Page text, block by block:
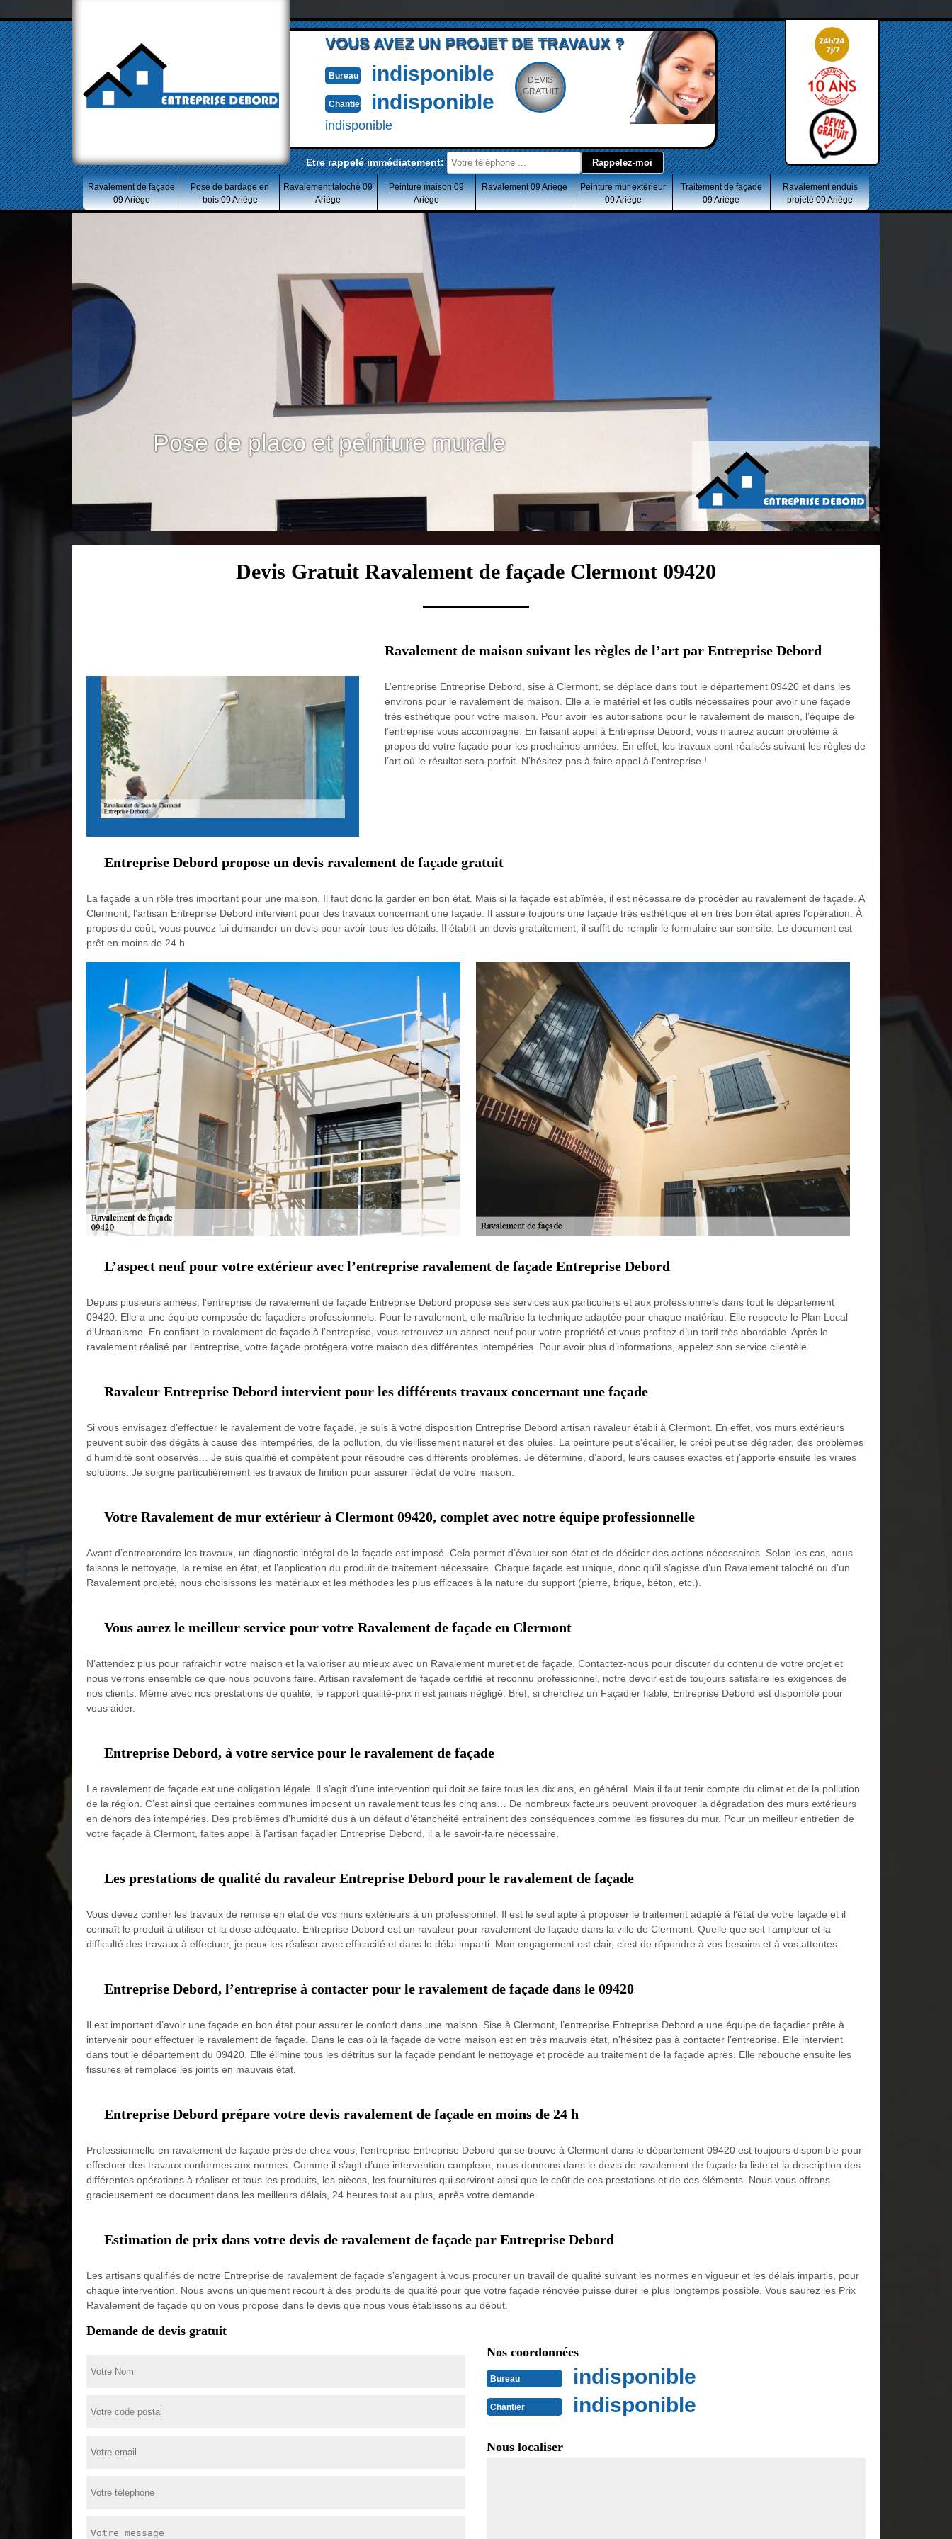
VOUS AVEZ UN PROJET DE TRAVAUX ?
Bureau indisponible
Chantier indisponible
indisponible
DEVIS
GRATUIT
Etre rappelé immédiatement:
Ravalement de façade
09 Ariège
Pose de bardage en
bois 09 Ariège
Ravalement taloché 09
Ariège
Peinture maison 09
Ariège
Ravalement 09 Ariège
Peinture mur extérieur
09 Ariège
Traitement de façade
09 Ariège
Ravalement enduis
projeté 09 Ariège
Pose de placo et peinture murale
Devis Gratuit Ravalement de façade Clermont 09420
Ravalement de maison suivant les règles de l’art par Entreprise Debord
L’entreprise Entreprise Debord, sise à Clermont, se déplace dans tout le département 09420 et dans les
environs pour le ravalement de maison. Elle a le matériel et les outils nécessaires pour avoir une façade
très esthétique pour votre maison. Pour avoir les autorisations pour le ravalement de maison, l’équipe de
l’entreprise vous accompagne. En faisant appel à Entreprise Debord, vous n’aurez aucun problème à
propos de votre façade pour les prochaines années. En effet, les travaux sont réalisés suivant les règles de
l’art où le résultat sera parfait. N’hésitez pas à faire appel à l’entreprise !
Entreprise Debord propose un devis ravalement de façade gratuit
La façade a un rôle très important pour une maison. Il faut donc la garder en bon état. Mais si la façade est abîmée, il est nécessaire de procéder au ravalement de façade. A
Clermont, l’artisan Entreprise Debord intervient pour des travaux concernant une façade. Il assure toujours une façade très esthétique et en très bon état après l’opération. À
propos du coût, vous pouvez lui demander un devis pour avoir tous les détails. Il établit un devis gratuitement, il suffit de remplir le formulaire sur son site. Le document est
prêt en moins de 24 h.
L’aspect neuf pour votre extérieur avec l’entreprise ravalement de façade Entreprise Debord
Depuis plusieurs années, l’entreprise de ravalement de façade Entreprise Debord propose ses services aux particuliers et aux professionnels dans tout le département
09420. Elle a une équipe composée de façadiers professionnels. Pour le ravalement, elle maîtrise la technique adaptée pour chaque matériau. Elle respecte le Plan Local
d’Urbanisme. En confiant le ravalement de façade à l’entreprise, vous retrouvez un aspect neuf pour votre propriété et vous profitez d’un tarif très abordable. Après le
ravalement réalisé par l’entreprise, votre façade protégera votre maison des différentes intempéries. Pour avoir plus d’informations, appelez son service clientèle.
Ravaleur Entreprise Debord intervient pour les différents travaux concernant une façade
Si vous envisagez d’effectuer le ravalement de votre façade, je suis à votre disposition Entreprise Debord artisan ravaleur établi à Clermont. En effet, vos murs extérieurs
peuvent subir des dégâts à cause des intempéries, de la pollution, du vieillissement naturel et des pluies. La peinture peut s’écailler, le crépi peut se dégrader, des problèmes
d’humidité sont observés… Je suis qualifié et compétent pour résoudre ces différents problèmes. Je détermine, d’abord, leurs causes exactes et j’apporte ensuite les vraies
solutions. Je soigne particulièrement les travaux de finition pour assurer l’éclat de votre maison.
Votre Ravalement de mur extérieur à Clermont 09420, complet avec notre équipe professionnelle
Avant d’entreprendre les travaux, un diagnostic intégral de la façade est imposé. Cela permet d’évaluer son état et de décider des actions nécessaires. Selon les cas, nous
faisons le nettoyage, la remise en état, et l’application du produit de traitement nécessaire. Chaque façade est unique, donc qu’il s’agisse d’un Ravalement taloché ou d’un
Ravalement projeté, nous choisissons les matériaux et les méthodes les plus efficaces à la nature du support (pierre, brique, béton, etc.).
Vous aurez le meilleur service pour votre Ravalement de façade en Clermont
N’attendez plus pour rafraichir votre maison et la valoriser au mieux avec un Ravalement muret et de façade. Contactez-nous pour discuter du contenu de votre projet et
nous verrons ensemble ce que nous pouvons faire. Artisan ravalement de façade certifié et reconnu professionnel, notre devoir est de toujours satisfaire les exigences de
nos clients. Même avec nos prestations de qualité, le rapport qualité-prix n’est jamais négligé. Bref, si cherchez un Façadier fiable, Entreprise Debord est disponible pour
vous aider.
Entreprise Debord, à votre service pour le ravalement de façade
Le ravalement de façade est une obligation légale. Il s’agit d’une intervention qui doit se faire tous les dix ans, en général. Mais il faut tenir compte du climat et de la pollution
de la région. C’est ainsi que certaines communes imposent un ravalement tous les cinq ans… De nombreux facteurs peuvent provoquer la dégradation des murs extérieurs
en dehors des intempéries. Des problèmes d’humidité dus à un défaut d’étanchéité entraînent des conséquences comme les fissures du mur. Pour un meilleur entretien de
votre façade à Clermont, faites appel à l’artisan façadier Entreprise Debord, il a le savoir-faire nécessaire.
Les prestations de qualité du ravaleur Entreprise Debord pour le ravalement de façade
Vous devez confier les travaux de remise en état de vos murs extérieurs à un professionnel. Il est le seul apte à proposer le traitement adapté à l’état de votre façade et il
connaît le produit à utiliser et la dose adéquate. Entreprise Debord est un ravaleur pour ravalement de façade dans la ville de Clermont. Quelle que soit l’ampleur et la
difficulté des travaux à effectuer, je peux les réaliser avec efficacité et dans le délai imparti. Mon engagement est clair, c’est de répondre à vos besoins et à vos attentes.
Entreprise Debord, l’entreprise à contacter pour le ravalement de façade dans le 09420
Il est important d’avoir une façade en bon état pour assurer le confort dans une maison. Sise à Clermont, l’entreprise Entreprise Debord a une équipe de façadier prête à
intervenir pour effectuer le ravalement de façade. Dans le cas où la façade de votre maison est en très mauvais état, n’hésitez pas à contacter l’entreprise. Elle intervient
dans tout le département du 09420. Elle élimine tous les détritus sur la façade pendant le nettoyage et procède au traitement de la façade après. Elle rebouche ensuite les
fissures et remplace les joints en mauvais état.
Entreprise Debord prépare votre devis ravalement de façade en moins de 24 h
Professionnelle en ravalement de façade près de chez vous, l’entreprise Entreprise Debord qui se trouve à Clermont dans le département 09420 est toujours disponible pour
effectuer des travaux conformes aux normes. Comme il s’agit d’une intervention complexe, nous donnons dans le devis de ravalement de façade la liste et la description des
différentes opérations à réaliser et tous les produits, les pièces, les fournitures qui serviront ainsi que le coût de ces prestations et de ces éléments. Nous vous offrons
gracieusement ce document dans les meilleurs délais, 24 heures tout au plus, après votre demande.
Estimation de prix dans votre devis de ravalement de façade par Entreprise Debord
Les artisans qualifiés de notre Entreprise de ravalement de façade s’engagent à vous procurer un travail de qualité suivant les normes en vigueur et les délais impartis, pour
chaque intervention. Nous avons uniquement recourt à des produits de qualité pour que votre façade rénovée puisse durer le plus longtemps possible. Vous saurez les Prix
Ravalement de façade qu’on vous propose dans le devis que nous vous établissons au début.
Demande de devis gratuit
Nos coordonnées
Bureau indisponible
Chantier indisponible
Nous localiser